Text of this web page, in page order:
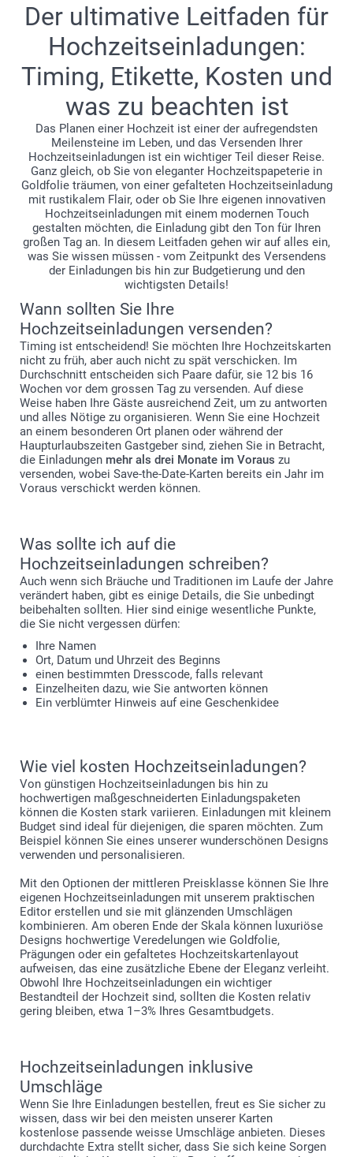
Der ultimative Leitfaden für
Hochzeitseinladungen:
Timing, Etikette, Kosten und
was zu beachten ist
Das Planen einer Hochzeit ist einer der aufregendsten
Meilensteine im Leben, und das Versenden Ihrer
Hochzeitseinladungen ist ein wichtiger Teil dieser Reise.
Ganz gleich, ob Sie von eleganter Hochzeitspapeterie in
Goldfolie träumen, von einer gefalteten Hochzeitseinladung
mit rustikalem Flair, oder ob Sie Ihre eigenen innovativen
Hochzeitseinladungen mit einem modernen Touch
gestalten möchten, die Einladung gibt den Ton für Ihren
großen Tag an. In diesem Leitfaden gehen wir auf alles ein,
was Sie wissen müssen - vom Zeitpunkt des Versendens
der Einladungen bis hin zur Budgetierung und den
wichtigsten Details!
Wann sollten Sie Ihre
Hochzeitseinladungen versenden?
Timing ist entscheidend! Sie möchten Ihre Hochzeitskarten
nicht zu früh, aber auch nicht zu spät verschicken. Im
Durchschnitt entscheiden sich Paare dafür, sie 12 bis 16
Wochen vor dem grossen Tag zu versenden. Auf diese
Weise haben Ihre Gäste ausreichend Zeit, um zu antworten
und alles Nötige zu organisieren. Wenn Sie eine Hochzeit
an einem besonderen Ort planen oder während der
Haupturlaubszeiten Gastgeber sind, ziehen Sie in Betracht,
die Einladungen mehr als drei Monate im Voraus zu
versenden, wobei Save-the-Date-Karten bereits ein Jahr im
Voraus verschickt werden können.
Was sollte ich auf die
Hochzeitseinladungen schreiben?
Auch wenn sich Bräuche und Traditionen im Laufe der Jahre
verändert haben, gibt es einige Details, die Sie unbedingt
beibehalten sollten. Hier sind einige wesentliche Punkte,
die Sie nicht vergessen dürfen:
Ihre Namen
Ort, Datum und Uhrzeit des Beginns
einen bestimmten Dresscode, falls relevant
Einzelheiten dazu, wie Sie antworten können
Ein verblümter Hinweis auf eine Geschenkidee
Wie viel kosten Hochzeitseinladungen?
Von günstigen Hochzeitseinladungen bis hin zu
hochwertigen maßgeschneiderten Einladungspaketen
können die Kosten stark variieren. Einladungen mit kleinem
Budget sind ideal für diejenigen, die sparen möchten. Zum
Beispiel können Sie eines unserer wunderschönen Designs
verwenden und personalisieren.
Mit den Optionen der mittleren Preisklasse können Sie Ihre
eigenen Hochzeitseinladungen mit unserem praktischen
Editor erstellen und sie mit glänzenden Umschlägen
kombinieren. Am oberen Ende der Skala können luxuriöse
Designs hochwertige Veredelungen wie Goldfolie,
Prägungen oder ein gefaltetes Hochzeitskartenlayout
aufweisen, das eine zusätzliche Ebene der Eleganz verleiht.
Obwohl Ihre Hochzeitseinladungen ein wichtiger
Bestandteil der Hochzeit sind, sollten die Kosten relativ
gering bleiben, etwa 1–3% Ihres Gesamtbudgets.
Hochzeitseinladungen inklusive
Umschläge
Wenn Sie Ihre Einladungen bestellen, freut es Sie sicher zu
wissen, dass wir bei den meisten unserer Karten
kostenlose passende weisse Umschläge anbieten. Dieses
durchdachte Extra stellt sicher, dass Sie sich keine Sorgen